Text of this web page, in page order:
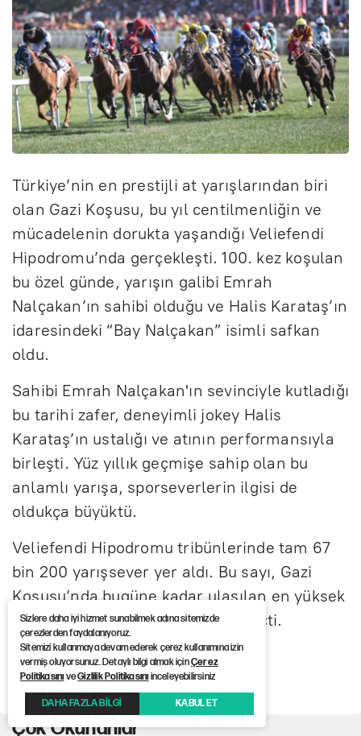
Türkiye’nin en prestijli at yarışlarından biri
olan Gazi Koşusu, bu yıl centilmenliğin ve
mücadelenin dorukta yaşandığı Veliefendi
Hipodromu’nda gerçekleşti. 100. kez koşulan
bu özel günde, yarışın galibi Emrah
Nalçakan’ın sahibi olduğu ve Halis Karataş’ın
idaresindeki “Bay Nalçakan” isimli safkan
oldu.
Sahibi Emrah Nalçakan'ın sevinciyle kutladığı
bu tarihi zafer, deneyimli jokey Halis
Karataş’ın ustalığı ve atının performansıyla
birleşti. Yüz yıllık geçmişe sahip olan bu
anlamlı yarışa, sporseverlerin ilgisi de
oldukça büyüktü.
Veliefendi Hipodromu tribünlerinde tam 67
bin 200 yarışsever yer aldı. Bu sayı, Gazi
Koşusu’nda bugüne kadar ulaşılan en yüksek
seyirci rakamı olarak kayıtlara geçti.
Haber Kaynağı :12punto
Çok Okunanlar
Sizlere daha iyi hizmet sunabilmek adına sitemizde
çerezlerden faydalanıyoruz.
Sitemizi kullanmaya devam ederek çerez kullanımına izin
vermiş oluyorsunuz. Detaylı bilgi almak içinÇerez
PolitikasınıveGizlilik Politikasınıinceleyebilirsiniz
DAHA FAZLA BİLGİ KABUL ET